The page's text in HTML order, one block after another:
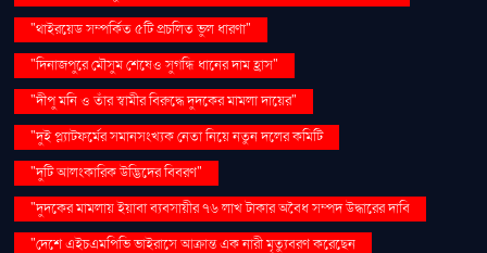
"থাইরয়েড সম্পর্কিত ৫টি প্রচলিত ভুল ধারণা"
"দিনাজপুরে মৌসুম শেষেও সুগন্ধি ধানের দাম হ্রাস"
"দীপু মনি ও তাঁর স্বামীর বিরুদ্ধে দুদকের মামলা দায়ের"
"দুই প্ল্যাটফর্মের সমানসংখ্যক নেতা নিয়ে নতুন দলের কমিটি
"দুটি আলংকারিক উদ্ভিদের বিবরণ"
"দুদকের মামলায় ইয়াবা ব্যবসায়ীর ৭৬ লাখ টাকার অবৈধ সম্পদ উদ্ধারের দাবি
"দেশে এইচএমপিভি ভাইরাসে আক্রান্ত এক নারী মৃত্যুবরণ করেছেন